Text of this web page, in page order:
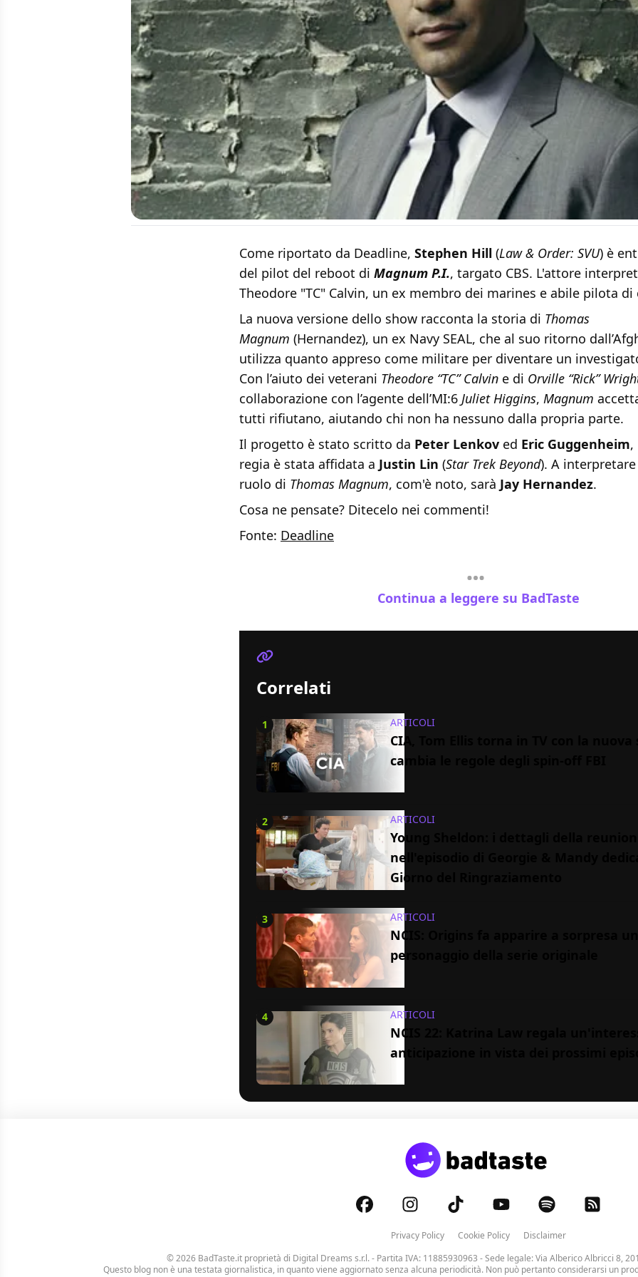
Come riportato da Deadline, Stephen Hill (Law & Order: SVU) è
del pilot del reboot di Magnum P.I., targato CBS. L'attore
Theodore "TC" Calvin, un ex membro dei marines e abile pilota
La nuova versione dello show racconta la storia di Thomas
Magnum (Hernandez), un ex Navy SEAL, che al suo ritorno
utilizza quanto appreso come militare per diventare un
Con l’aiuto dei veterani Theodore “TC” Calvin e di Orville “Rick”
collaborazione con l’agente dell’MI:6 Juliet Higgins, Magnum
tutti rifiutano, aiutando chi non ha nessuno dalla propria parte.
Il progetto è stato scritto da Peter Lenkov ed Eric Guggenheim,
regia è stata affidata a Justin Lin (Star Trek Beyond). A interpretare
ruolo di Thomas Magnum, com'è noto, sarà Jay Hernandez.
Cosa ne pensate? Ditecelo nei commenti!
Fonte: Deadline
Continua a leggere su BadTaste
Correlati
1 ARTICOLI
CIA, Tom Ellis torna in TV con la nuova
cambia le regole degli spin-off FBI
2 ARTICOLI
Young Sheldon: i dettagli della reunion
nell'episodio di Georgie & Mandy
Giorno del Ringraziamento
3 ARTICOLI
NCIS: Origins fa apparire a sorpresa un
personaggio della serie originale
4 ARTICOLI
NCIS 22: Katrina Law regala
anticipazione in vista dei prossimi
Privacy Policy Cookie Policy
Disclaimer
© 2026 BadTaste.it proprietà di Digital Dreams s.r.l.- Partita IVA: 11885930963 - Sede legale: Via Alberico Albricci 8,
Questo blog non è una testata giornalistica, in quanto viene aggiornato senza alcuna periodicità. Non può pertanto considerarsi un